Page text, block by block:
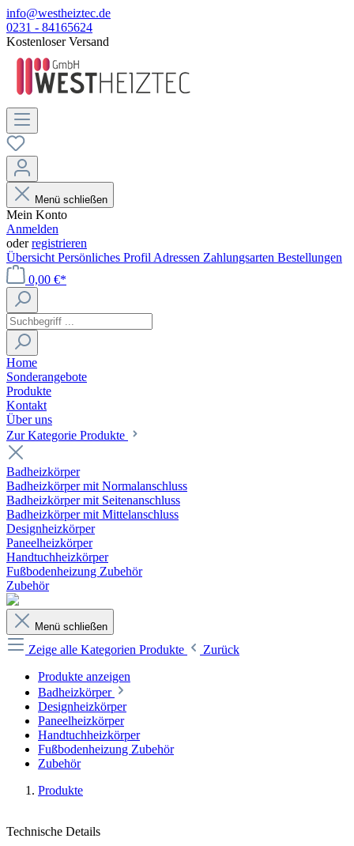
info@westheiztec.de
0231 - 84165624
Kostenloser Versand
Menü schließen
Mein Konto
Anmelden
oderregistrieren
Übersicht Persönliches Profil Adressen Zahlungsarten Bestellungen
0,00 €*
Home
Sonderangebote
Produkte
Kontakt
Über uns
Zur Kategorie Produkte
Badheizkörper
Badheizkörper mit Normalanschluss
Badheizkörper mit Seitenanschluss
Badheizkörper mit Mittelanschluss
Designheizkörper
Paneelheizkörper
Handtuchheizkörper
Fußbodenheizung Zubehör
Zubehör
Menü schließen
Zeige alle Kategorien Produkte
Zurück
Produkte anzeigen
Badheizkörper
Designheizkörper
Paneelheizkörper
Handtuchheizkörper
Fußbodenheizung Zubehör
Zubehör
Produkte
Technische Details